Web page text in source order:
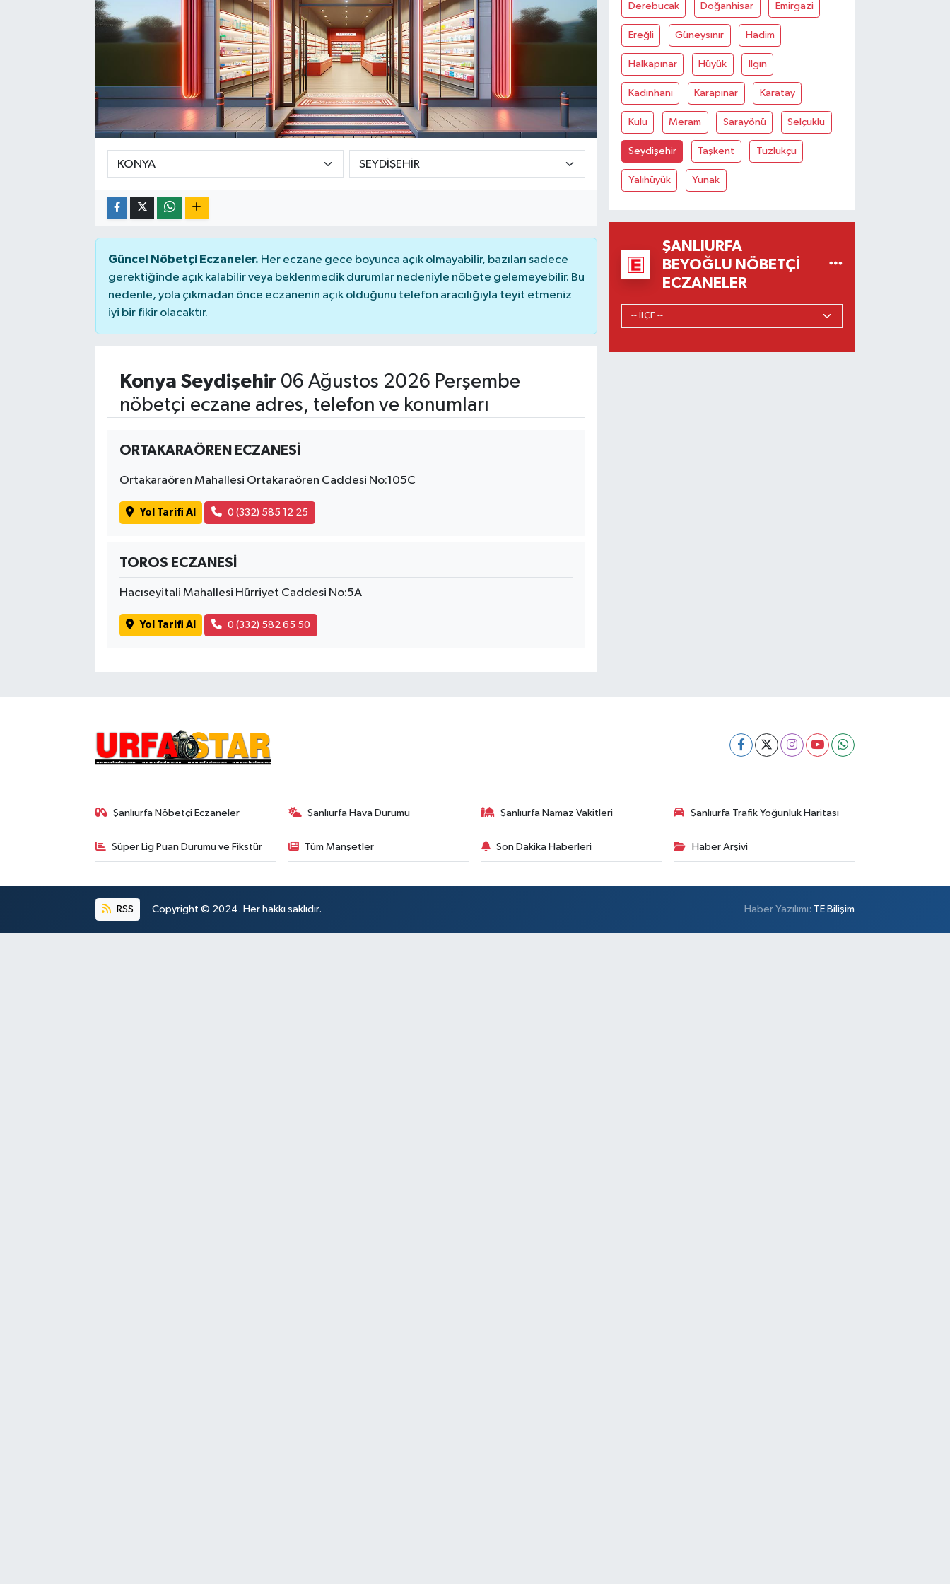
Güncel Nöbetçi Eczaneler. Her eczane gece boyunca açık olmayabilir, bazıları sadece
gerektiğinde açık kalabilir veya beklenmedik durumlar nedeniyle nöbete gelemeyebilir. Bu
nedenle, yola çıkmadan önce eczanenin açık olduğunu telefon aracılığıyla teyit etmeniz
iyi bir fikir olacaktır.
Konya Seydişehir 06 Ağustos 2026 Perşembe
nöbetçi eczane adres, telefon ve konumları
ORTAKARAÖREN ECZANESİ
Ortakaraören Mahallesi Ortakaraören Caddesi No:105C
Yol Tarifi Al 0 (332) 585 12 25
TOROS ECZANESİ
Hacıseyitali Mahallesi Hürriyet Caddesi No:5A
Yol Tarifi Al 0 (332) 582 65 50
Derebucak Doğanhisar Emirgazi
Ereğli Güneysınır Hadim
Halkapınar Hüyük Ilgın
Kadınhanı Karapınar Karatay
Kulu Meram Sarayönü Selçuklu
Seydişehir Taşkent Tuzlukçu
Yalıhüyük Yunak
ŞANLIURFA
BEYOĞLU NÖBETÇI
ECZANELER
Şanlıurfa Nöbetçi Eczaneler Şanlıurfa Hava Durumu Şanlıurfa Namaz Vakitleri Şanlıurfa Trafik Yoğunluk Haritası
Süper Lig Puan Durumu ve Fikstür Tüm Manşetler Son Dakika Haberleri Haber Arşivi
RSS Copyright © 2024. Her hakkı saklıdır. Haber Yazılımı: TE Bilişim